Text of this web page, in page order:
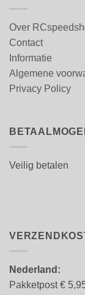
Over
Contact
Informatie
Algemene
Privacy Policy
Veilig betalen
Nederland:
Pakketpost €